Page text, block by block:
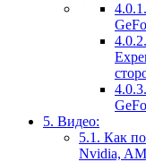
4.0.1.
4.0.2.
4.0.3.
5. Видео:
5.1. Как
Nvidia,